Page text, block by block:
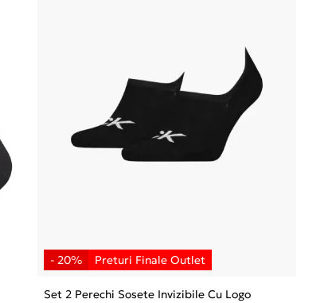
Set 2 Perechi Sosete Invizibile Cu Logo